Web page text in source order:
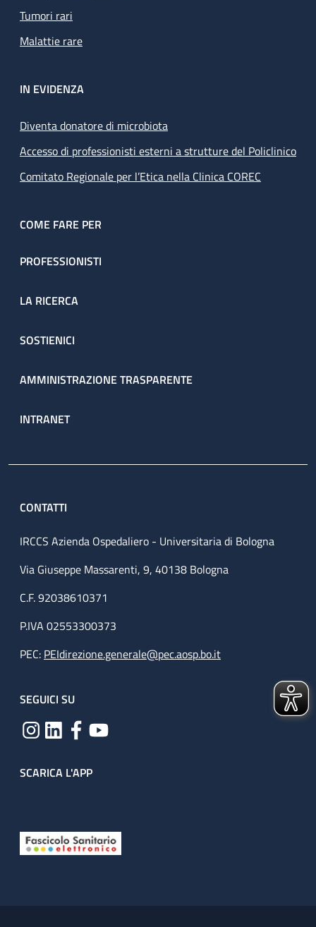
Tumori rari
Malattie rare
IN EVIDENZA
Diventa donatore di microbiota
Accesso di professionisti esterni a strutture del Policlinico
Comitato Regionale per l’Etica nella Clinica COREC
COME FARE PER
PROFESSIONISTI
LA RICERCA
SOSTIENICI
AMMINISTRAZIONE TRASPARENTE
INTRANET
CONTATTI
IRCCS Azienda Ospedaliero - Universitaria di Bologna
Via Giuseppe Massarenti, 9, 40138 Bologna
C.F. 92038610371
P.IVA 02553300373
PEC: PEIdirezione.generale@pec.aosp.bo.it
SEGUICI SU
SCARICA L'APP